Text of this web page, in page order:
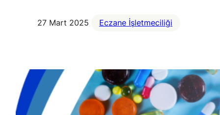
27 Mart 2025 Eczane İşletmeciliği